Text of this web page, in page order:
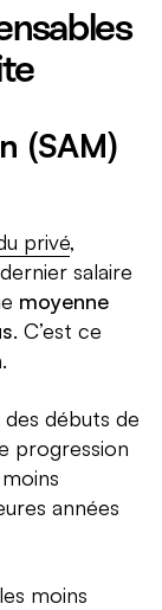
(SAM)
privé,
salaire
moyenne
. C’est ce
débuts de
progression
années
moins